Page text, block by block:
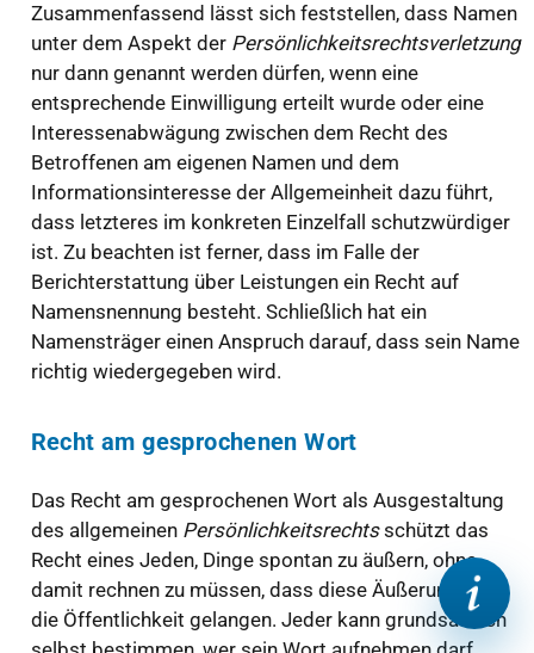
Zusammenfassend lässt sich feststellen, dass Namen
unter dem Aspekt der Persönlichkeitsrechtsverletzung
nur dann genannt werden dürfen, wenn eine
entsprechende Einwilligung erteilt wurde oder eine
Interessenabwägung zwischen dem Recht des
Betroffenen am eigenen Namen und dem
Informationsinteresse der Allgemeinheit dazu führt,
dass letzteres im konkreten Einzelfall schutzwürdiger
ist. Zu beachten ist ferner, dass im Falle der
Berichterstattung über Leistungen ein Recht auf
Namensnennung besteht. Schließlich hat ein
Namensträger einen Anspruch darauf, dass sein Name
richtig wiedergegeben wird.
Recht am gesprochenen Wort
Das Recht am gesprochenen Wort als Ausgestaltung
des allgemeinen Persönlichkeitsrechtsschützt das
Recht eines Jeden, Dinge spontan zu äußern, ohne
damit rechnen zu müssen, dass diese Äußerungen an
die Öffentlichkeit gelangen. Jeder kann grundsätzlich